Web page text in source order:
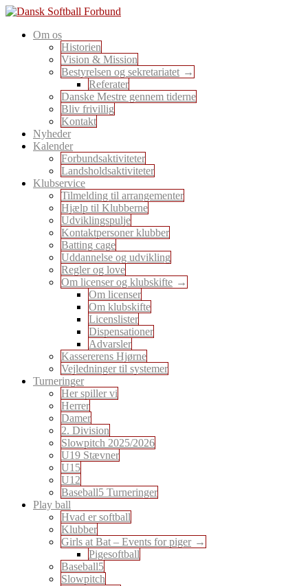
Skip
content
Dansk Softball Forbund
En sport for alle
Om os
Historien
Vision & Mission
Bestyrelsen og sekretariatet
Referater
Danske Mestre gennem tiderne
Bliv frivillig
Kontakt
Nyheder
Kalender
Forbundsaktiviteter
Landsholdsaktiviteter
Klubservice
Tilmelding til arrangementer
Hjælp til Klubberne
Udviklingspulje
Kontaktpersoner klubber
Batting cage
Uddannelse og udvikling
Regler og love
Om licenser og klubskifte
Om licenser
Om klubskifte
Licenslister
Dispensationer
Advarsler
Kassererens Hjørne
Vejledninger til systemer
Turneringer
Her spiller vi
Herrer
Damer
2. Division
Slowpitch 2025/2026
U19 Stævner
U15
U12
Baseball5 Turneringer
Play ball
Hvad er softball
Klubber
Girls at Bat – Events for piger
Pigesoftball
Baseball5
Slowpitch